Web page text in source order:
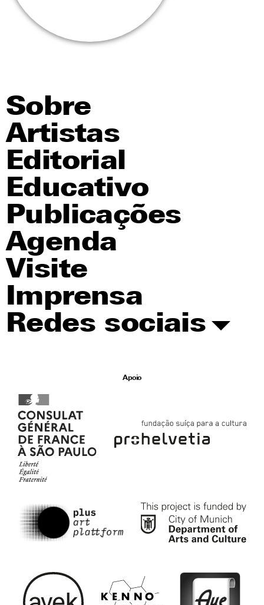
Sobre
Artistas
Editorial
Educativo
Publicações
Agenda
Visite
Imprensa
Redes sociais
Apoio